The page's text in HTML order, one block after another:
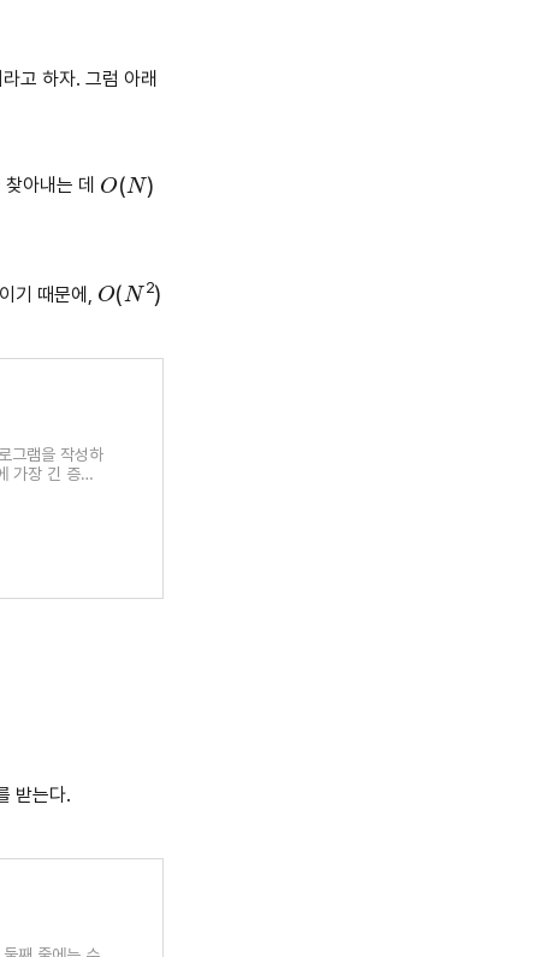
고 하자. 그럼 아래
아내는 데
O (N)
기 때문에,
O( N2)
그램을 작성하
가장 긴 증가
받는다.